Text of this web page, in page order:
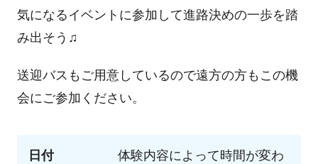
気になるイベントに参加して進路決めの一歩を踏
み出そう♫
送迎バスもご用意しているので遠方の方もこの機
会にご参加ください。
日付
体験内容によって時間が変わ